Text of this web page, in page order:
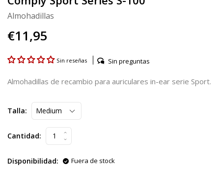
Almohadillas
€11,95
Sin reseñas Sin preguntas
Almohadillas de recambio para auriculares in-ear serie Sport.
Talla:
Cantidad:
Disponibilidad: Fuera de stock